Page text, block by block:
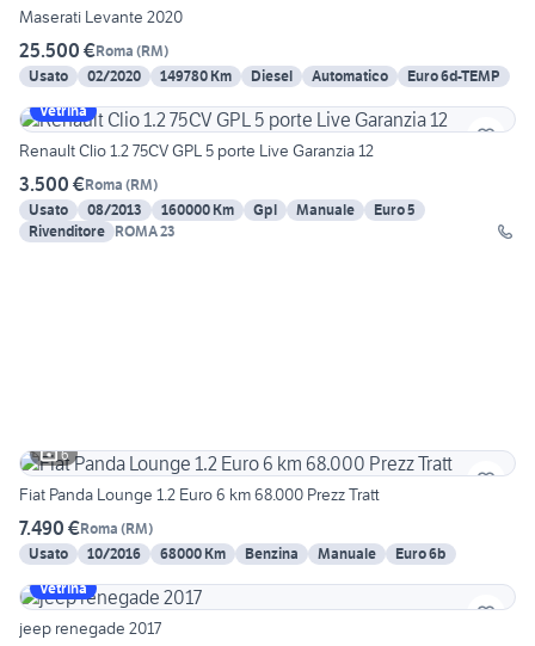
Maserati Levante 2020
25.500 €Roma (RM)
Usato
02/2020 149780 Km Diesel Automatico
Euro 6d-TEMP
Vetrina
Renault Clio 1.2 75CV GPL 5 porte Live Garanzia 12
3.500 €Roma (RM)
Usato
08/2013 160000 Km Gpl Manuale
Euro 5
Rivenditore ROMA 23
6
Fiat Panda Lounge 1.2 Euro 6 km 68.000 Prezz Tratt
7.490 €Roma (RM)
Usato
10/2016 68000 Km Benzina Manuale
Euro 6b
Vetrina
jeep renegade 2017